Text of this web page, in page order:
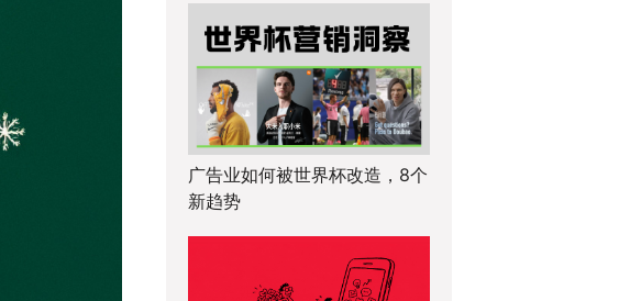
广告业如何被世界杯改造，8个
新趋势